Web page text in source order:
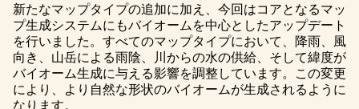
新たなマップタイプの追加に加え、今回はコアとなるマッ
プ生成システムにもバイオームを中心としたアップデート
を行いました。すべてのマップタイプにおいて、降雨、風
向き、山岳による雨陰、川からの水の供給、そして緯度が
バイオーム生成に与える影響を調整しています。この変更
により、より自然な形状のバイオームが生成されるように
なります。